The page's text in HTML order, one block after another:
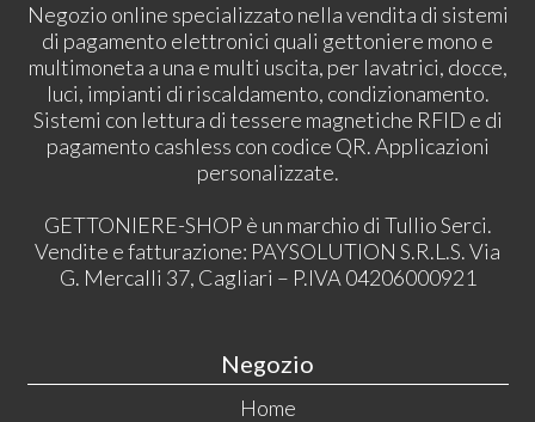
Negozio online specializzato nella vendita di sistemi
di pagamento elettronici quali gettoniere mono e
multimoneta a una e multi uscita, per lavatrici, docce,
luci, impianti di riscaldamento, condizionamento.
Sistemi con lettura di tessere magnetiche RFID e di
pagamento cashless con codice QR. Applicazioni
personalizzate.
GETTONIERE-SHOP è un marchio di Tullio Serci.
Vendite e fatturazione: PAYSOLUTION S.R.L.S. Via
G. Mercalli 37, Cagliari – P.IVA 04206000921
Negozio
Home